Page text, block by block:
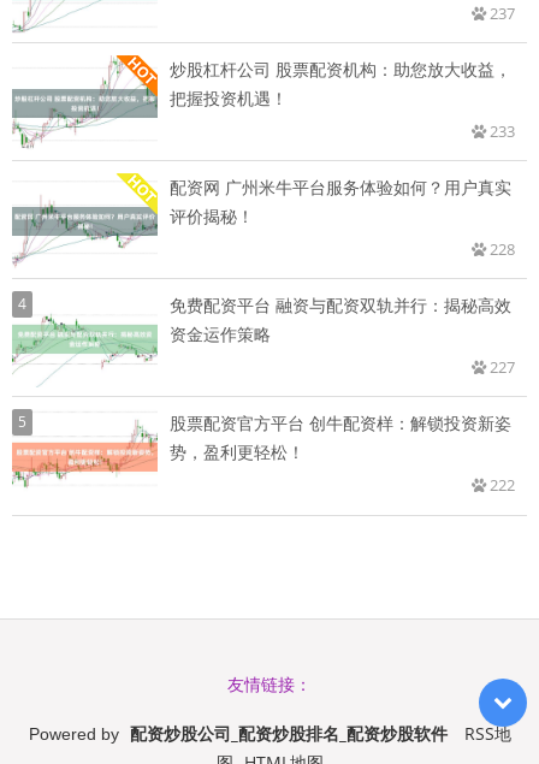
237
炒股杠杆公司 股票配资机构：助您放大收益，
把握投资机遇！
233
配资网 广州米牛平台服务体验如何？用户真实
评价揭秘！
228
4
免费配资平台 融资与配资双轨并行：揭秘高效
资金运作策略
227
5
股票配资官方平台 创牛配资样：解锁投资新姿
势，盈利更轻松！
222
友情链接：
Powered by 配资炒股公司_配资炒股排名_配资炒股软件
RSS地